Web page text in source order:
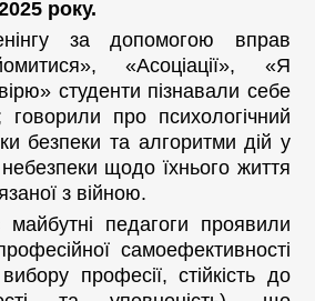
року.
за допомогою вправ
«Асоціації», «Я
студенти пізнавали себе
про психологічний
безпеки та алгоритми дій у
щодо їхнього життя
з війною.
майбутні педагоги проявили
самоефективності
професії, стійкість до